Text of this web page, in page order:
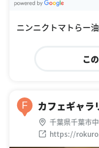
ニンニクトマトらー油
こ
F カフェギャラ
千葉県千葉市
https://